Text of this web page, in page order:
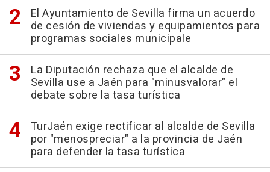
El Ayuntamiento de Sevilla firma un acuerdo
de cesión de viviendas y equipamientos para
programas sociales municipale
La Diputación rechaza que el alcalde de
Sevilla use a Jaén para "minusvalorar" el
debate sobre la tasa turística
TurJaén exige rectificar al alcalde de Sevilla
por "menospreciar" a la provincia de Jaén
para defender la tasa turística